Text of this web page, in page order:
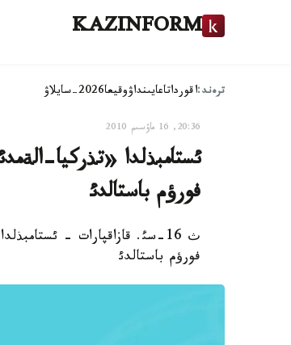
KAZINFORM
ترەند:اقورداتاعايىنداۋوقيعا2026-سايلاۋ
20:36, 16 ماۋسىم 2010
فورؤم باستالدئ
فورؤم باستالدئ